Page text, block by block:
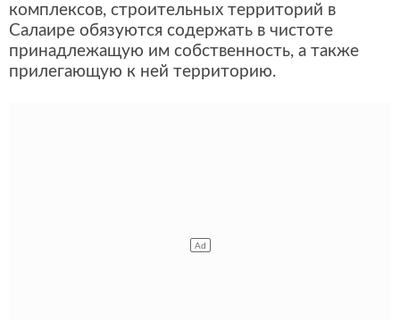
комплексов, строительных территорий в
Салаире обязуются содержать в чистоте
принадлежащую им собственность, а также
прилегающую к ней территорию.